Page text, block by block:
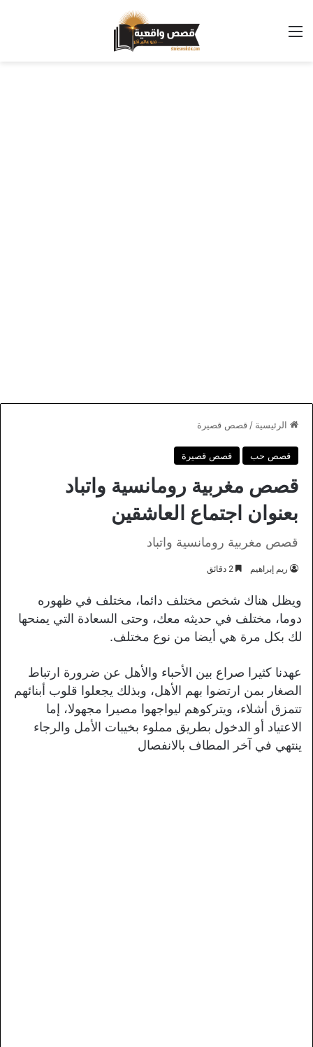
القائمة
الرئيسية / قصص قصيرة
قصص حب قصص قصيرة
قصص مغربية رومانسية واتباد
بعنوان اجتماع العاشقين
قصص مغربية رومانسية واتباد
ريم إبراهيم
ويظل هناك شخص مختلف دائما، مختلف في ظهوره
دوما، مختلف في حديثه معك، وحتى السعادة التي يمنحها
لك بكل مرة هي أيضا من نوع مختلف.
عهدنا كثيرا صراع بين الأحباء والأهل عن ضرورة ارتباط
الصغار بمن ارتضوا بهم الأهل، وبذلك يجعلوا قلوب أبنائهم
تتمزق أشلاء، ويتركوهم ليواجهوا مصيرا مجهولا، إما
الاعتياد أو الدخول بطريق مملوء بخيبات الأمل والرجاء
ينتهي في آخر المطاف بالانفصال